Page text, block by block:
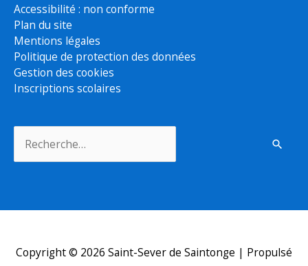
Accessibilité : non conforme
Plan du site
Mentions légales
Politique de protection des données
Gestion des cookies
Inscriptions scolaires
Copyright © 2026 Saint-Sever de Saintonge | Propulsé